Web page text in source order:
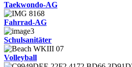
Taekwondo-AG
Fahrrad-AG
Schulsanitäter
Volleyball